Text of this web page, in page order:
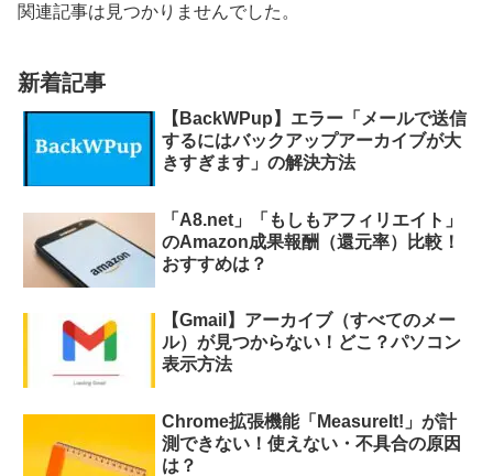
関連記事は見つかりませんでした。
新着記事
【BackWPup】エラー「メールで送信
するにはバックアップアーカイブが大
きすぎます」の解決方法
「A8.net」「もしもアフィリエイト」
のAmazon成果報酬（還元率）比較！
おすすめは？
【Gmail】アーカイブ（すべてのメー
ル）が見つからない！どこ？パソコン
表示方法
Chrome拡張機能「MeasureIt!」が計
測できない！使えない・不具合の原因
は？